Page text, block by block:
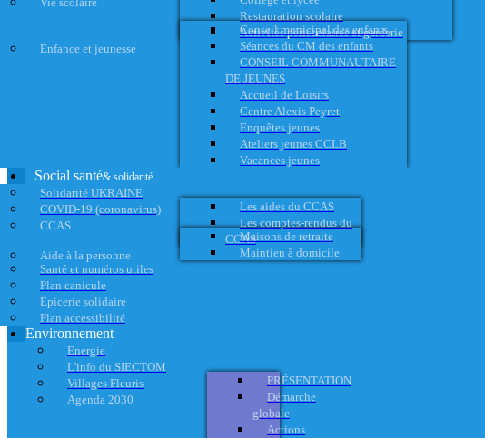
Restauration scolaire
Activités périscolaires et garderie
Enfance et jeunesse
Conseil municipal des enfants
Séances du CM des enfants
CONSEIL COMMUNAUTAIRE
DE JEUNES
Accueil de Loisirs
Centre Alexis Peyret
Enquêtes jeunes
Ateliers jeunes CCLB
Vacances jeunes
Social santé& solidarité
Solidarité UKRAINE
COVID-19 (coronavirus)
CCAS
Les aides du CCAS
Les comptes-rendus du
CCAS
Aide à la personne
Maisons de retraite
Maintien à domicile
Santé et numéros utiles
Plan canicule
Epicerie solidaire
Plan accessibilité
Environnement
Energie
L'info du SIECTOM
Villages Fleuris
Agenda 2030
PRÉSENTATION
Démarche
globale
Actions